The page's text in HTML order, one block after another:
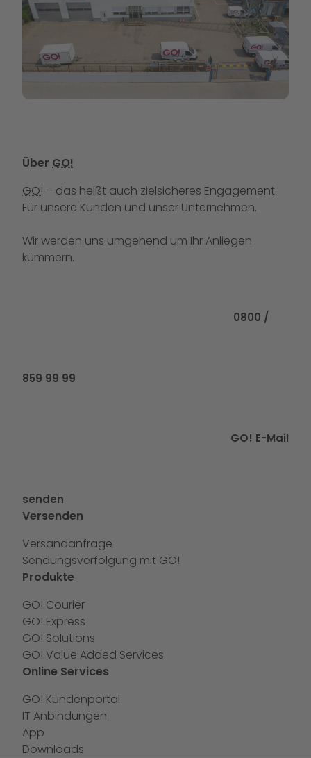
Über GO!
GO! – das heißt auch zielsicheres Engagement.
Für unsere Kunden und unser Unternehmen.
Wir werden uns umgehend um Ihr Anliegen
kümmern.
0800 /
859 99 99
GO! E-Mail
senden
Versenden
Versandanfrage
Sendungsverfolgung mit GO!
Produkte
GO! Courier
GO! Express
GO! Solutions
GO! Value Added Services
Online Services
GO! Kundenportal
IT Anbindungen
App
Downloads